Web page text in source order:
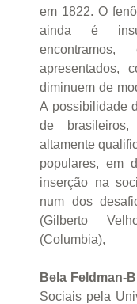
em 1822. O
ainda é
apresentados,
diminuem de
A possibilidade
de brasileiros,
altamente
populares, em
inserção na
num dos
(Gilberto
(Columbia),
Bela Feldman-
Sociais pela